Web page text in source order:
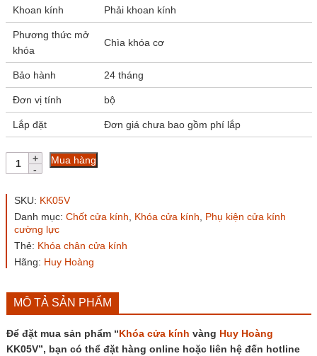
Khoan kính Phải khoan kính
Phương thức mở
khóa
Chìa khóa cơ
Bảo hành 24 tháng
Đơn vị tính bộ
Lắp đặt Đơn giá chưa bao gồm phí lắp
Khóa
cửa
vàng
Hoàng
KK05V
số
lượng
Mua hàng
SKU: KK05V
Danh mục: Chốt cửa kính Khóa cửa kính
Phụ kiện cửa kính
cường lực
Thẻ: Khóa chân cửa kính
Hãng: Huy Hoàng
MÔ TẢ SẢN PHẨM
Để đặt mua sản phẩm “Khóa cửa kính vàng Huy Hoàng
KK05V”, bạn có thể đặt hàng online hoặc liên hệ đến hotline